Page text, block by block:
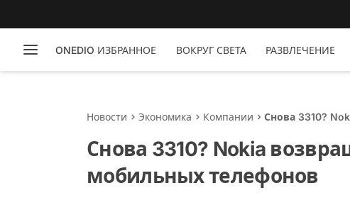
ONEDIO ИЗБРАННОЕ ВОКРУГ СВЕТА РАЗВЛЕЧЕНИЕ
Новости Экономика Компании
Снова 3310?
Снова 3310? Nokia
мобильных телефонов